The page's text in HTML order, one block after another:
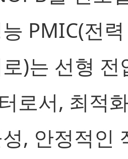
PMIC(전
)는 선형 전
로서, 최적
, 안정적인